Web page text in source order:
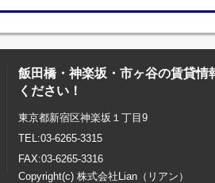
飯田橋・神楽坂・市ヶ谷の賃貸情
ください！
東京都新宿区神楽坂１丁目9
TEL:03-6265-3315
FAX:03-6265-3316
Copyright(c) 株式会社Lian（リアン）